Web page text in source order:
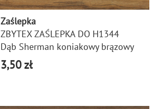
Zaślepka
ZBYTEX ZAŚLEPKA DO H1344
Dąb Sherman koniakowy brązowy
3,50 zł